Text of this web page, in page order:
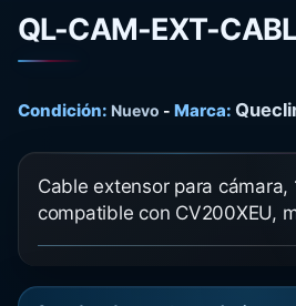
QL-CAM-EXT-
Condición: Nuevo - Marca:
Cable extensor para cámara,
compatible con CV200XEU,